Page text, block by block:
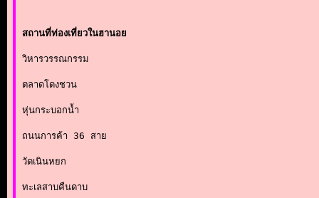
สถานที่ท่องเที่ยวในฮานอย
วิหารวรรณกรรม
ตลาดโดงชวน
หุ่นกระบอกน้ำ
ถนนการค้า 36 สาย
วัดเนินหยก
ทะเลสาบคืนดาบ